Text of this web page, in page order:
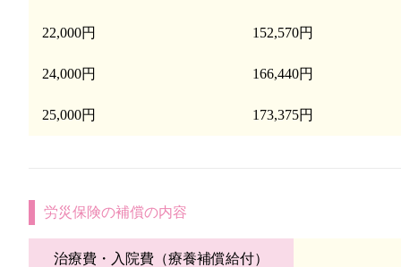
22,000円 152,570円
24,000円 166,440円
25,000円 173,375円
労災保険の補償の内容
治療費・入院費（療養補償給付）